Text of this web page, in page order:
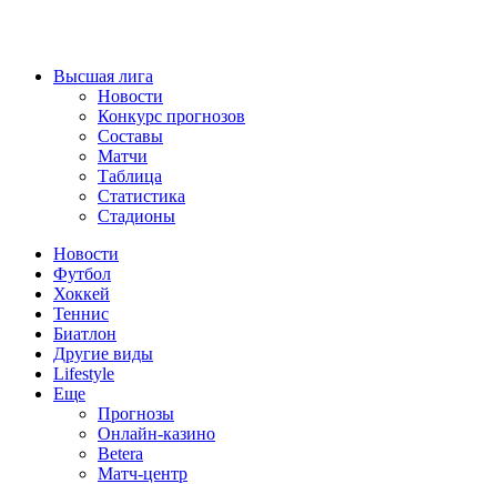
Высшая лига
Новости
Конкурс прогнозов
Составы
Матчи
Таблица
Статистика
Стадионы
Новости
Футбол
Хоккей
Теннис
Биатлон
Другие виды
Lifestyle
Еще
Прогнозы
Онлайн-казино
Betera
Матч-центр